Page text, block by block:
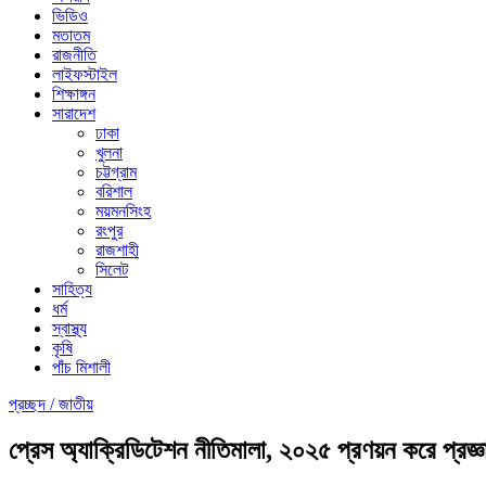
ভিডিও
মতাতম
রাজনীতি
লাইফস্টাইল
শিক্ষাঙ্গন
সারাদেশ
ঢাকা
খুলনা
চট্টগ্রাম
বরিশাল
ময়মনসিংহ
রংপুর
রাজশাহী
সিলেট
সাহিত্য
ধর্ম
স্বাস্থ্য
কৃষি
পাঁচ মিশালী
প্রচ্ছদ /জাতীয়
প্রেস অ্যাক্রিডিটেশন নীতিমালা, ২০২৫ প্রণয়ন করে